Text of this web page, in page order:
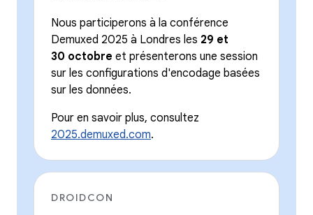
Nous participerons à la conférence
Demuxed 2025 à Londres les 29 et
30 octobre et présenterons une session
sur les configurations d'encodage basées
sur les données.
Pour en savoir plus, consultez
2025.demuxed.com.
DROIDCON